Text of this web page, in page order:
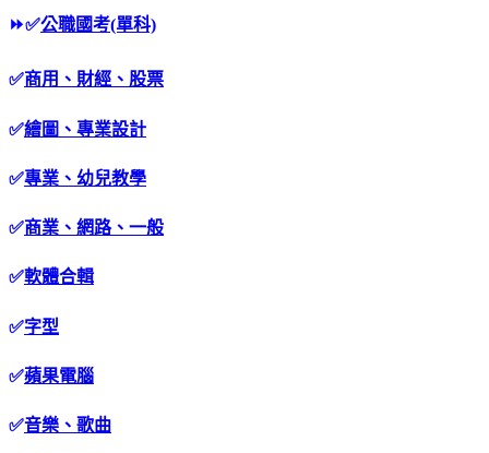
⏩✅公職國考(單科)
✅商用、財經、股票
✅繪圖、專業設計
✅專業、幼兒教學
✅商業、網路、一般
✅軟體合輯
✅字型
✅蘋果電腦
✅音樂、歌曲